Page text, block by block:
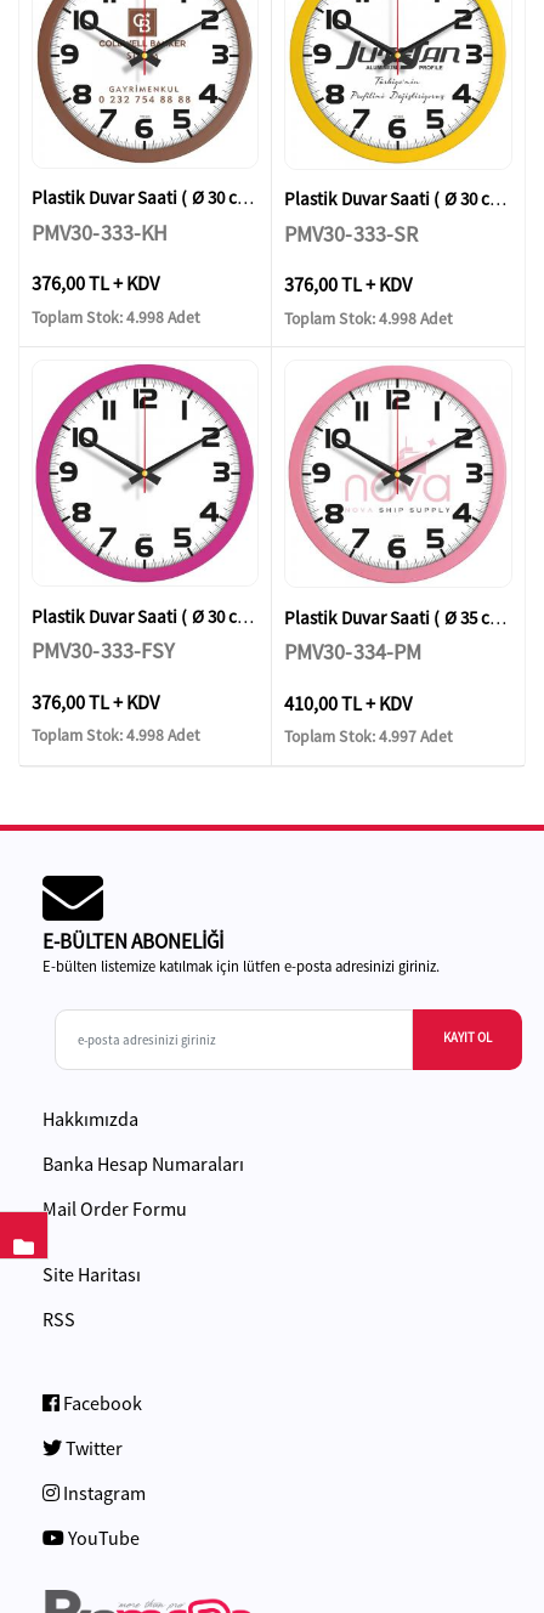
Plastik Duvar Saati ( Ø 30 cm )
PMV30-333-KH
376,00 TL + KDV
Toplam Stok: 4.998 Adet
Plastik Duvar Saati ( Ø 30 cm )
PMV30-333-SR
376,00 TL + KDV
Toplam Stok: 4.998 Adet
Plastik Duvar Saati ( Ø 30 cm )
PMV30-333-FSY
376,00 TL + KDV
Toplam Stok: 4.998 Adet
Plastik Duvar Saati ( Ø 35 cm )
PMV30-334-PM
410,00 TL + KDV
Toplam Stok: 4.997 Adet
E-BÜLTEN ABONELİĞİ
E-bülten listemize katılmak için lütfen e-posta adresinizi giriniz.
KAYIT OL
Hakkımızda
Banka Hesap Numaraları
Mail Order Formu
Site Haritası
RSS
Facebook
Twitter
Instagram
YouTube